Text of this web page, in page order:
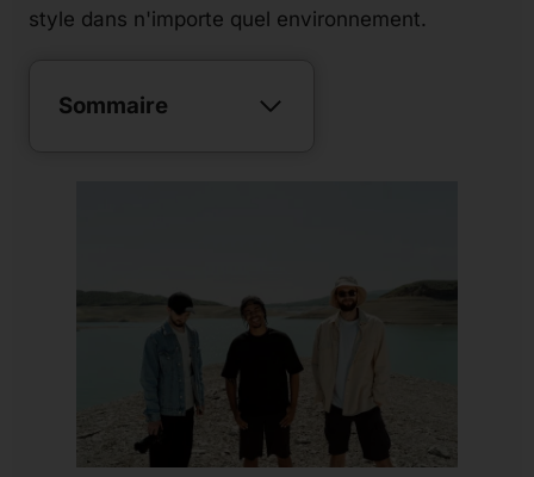
style dans n'importe quel environnement.
Sommaire